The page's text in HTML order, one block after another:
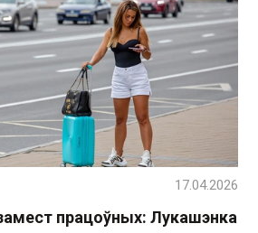
працоўных: Лукашэнка
17.04.2026